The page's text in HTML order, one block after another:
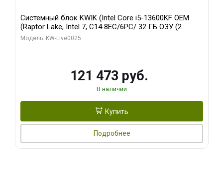
Системный блок KWIK (Intel Core i5-13600KF OEM
(Raptor Lake, Intel 7, C14 8EC/6PC/ 32 ГБ ОЗУ (2
модуля)/ Gigabyte RTX5060 WINDFORCE OC 8GB
Модель: KW-Live0025
121 473 руб.
В наличии
Купить
Подробнее